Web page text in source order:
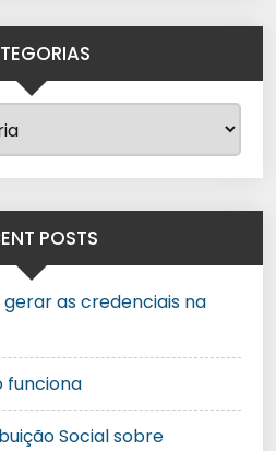
POSTS
as credenciais na
funciona
Social sobre